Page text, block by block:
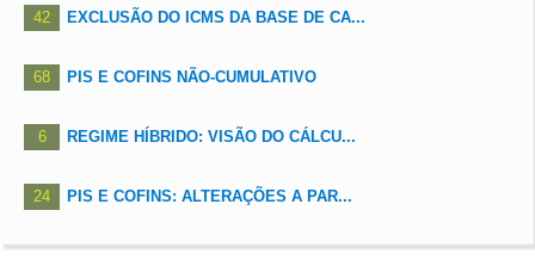
42 EXCLUSÃO DO ICMS DA BASE DE CA...
68 PIS E COFINS NÃO-CUMULATIVO
6 REGIME HÍBRIDO: VISÃO DO CÁLCU...
24 PIS E COFINS: ALTERAÇÕES A PAR...